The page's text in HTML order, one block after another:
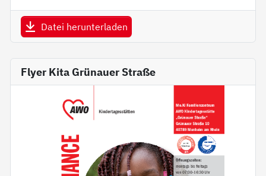
Datei herunterladen
Flyer Kita Grünauer Straße